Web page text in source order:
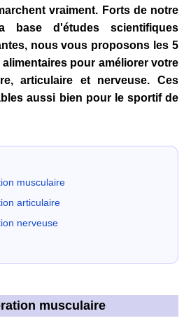
vraiment. Forts de notre
base d'études scientifiques
nous vous proposons les 5
pour améliorer votre
articulaire et nerveuse. Ces
aussi bien pour le sportif de
musculaire
articulaire
nerveuse
musculaire